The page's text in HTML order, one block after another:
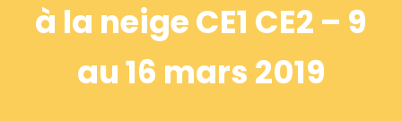
à la neige CE1 CE2 – 9
au 16 mars 2019